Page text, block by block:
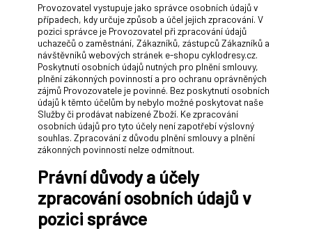
Provozovatel vystupuje jako správce osobních údajů v
případech, kdy určuje způsob a účel jejich zpracování. V
pozici správce je Provozovatel při zpracování údajů
uchazečů o zaměstnání, Zákazníků, zástupců Zákazníků a
návštěvníků webových stránek e-shopu cyklodresy.cz.
Poskytnutí osobních údajů nutných pro plnění smlouvy,
plnění zákonných povinností a pro ochranu oprávněných
zájmů Provozovatele je povinné. Bez poskytnutí osobních
údajů k těmto účelům by nebylo možné poskytovat naše
Služby či prodávat nabízené Zboží. Ke zpracování
osobních údajů pro tyto účely není zapotřebí výslovný
souhlas. Zpracování z důvodu plnění smlouvy a plnění
zákonných povinností nelze odmítnout.
Právní důvody a účely
zpracování osobních údajů v
pozici správce